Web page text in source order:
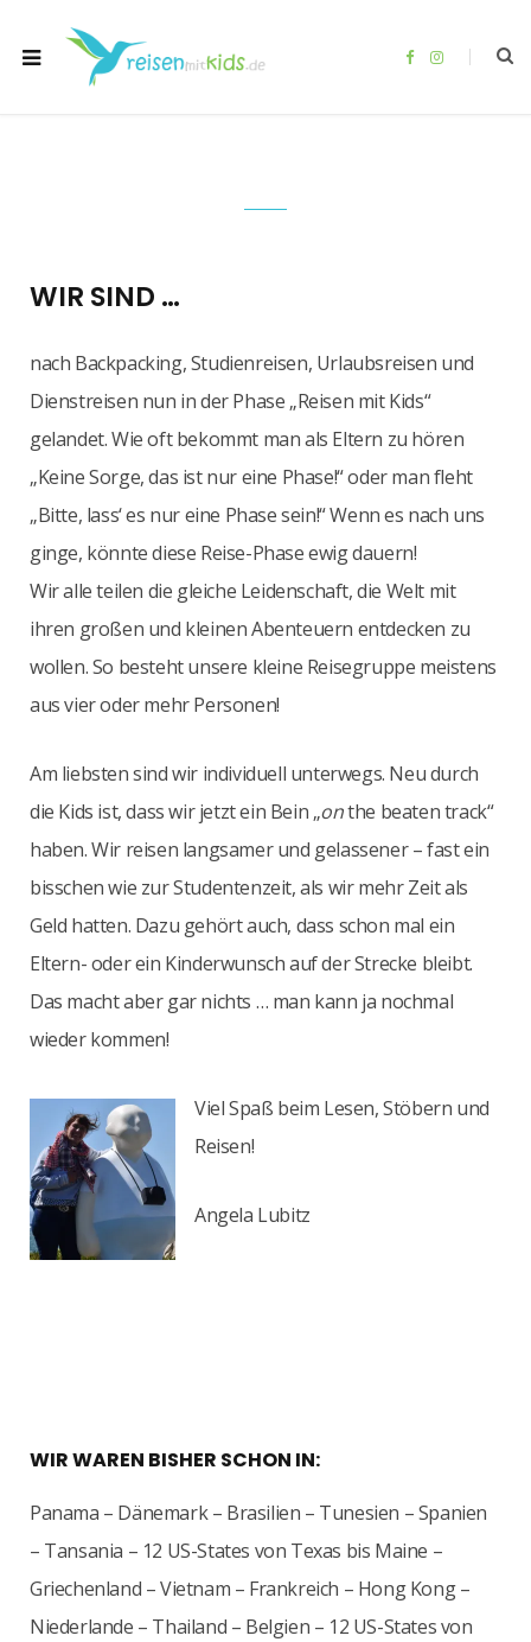
F
I
WIR SIND …
nach Backpacking, Studienreisen, Urlaubsreisen und
Dienstreisen nun in der Phase „Reisen mit Kids“
gelandet. Wie oft bekommt man als Eltern zu hören
„Keine Sorge, das ist nur eine Phase!“ oder man fleht
„Bitte, lass‘ es nur eine Phase sein!“ Wenn es nach uns
ginge, könnte diese Reise-Phase ewig dauern!
Wir alle teilen die gleiche Leidenschaft, die Welt mit
ihren großen und kleinen Abenteuern entdecken zu
wollen. So besteht unsere kleine Reisegruppe meistens
aus vier oder mehr Personen!
Am liebsten sind wir individuell unterwegs. Neu durch
die Kids ist, dass wir jetzt ein Bein „onthe beaten track“
haben. Wir reisen langsamer und gelassener – fast ein
bisschen wie zur Studentenzeit, als wir mehr Zeit als
Geld hatten. Dazu gehört auch, dass schon mal ein
Eltern- oder ein Kinderwunsch auf der Strecke bleibt.
Das macht aber gar nichts … man kann ja nochmal
wieder kommen!
Viel Spaß beim Lesen, Stöbern und
Reisen!
Angela Lubitz
WIR WAREN BISHER SCHON IN:
Panama – Dänemark – Brasilien – Tunesien – Spanien
– Tansania – 12 US-States von Texas bis Maine –
Griechenland – Vietnam – Frankreich – Hong Kong –
Niederlande – Thailand – Belgien – 12 US-States von